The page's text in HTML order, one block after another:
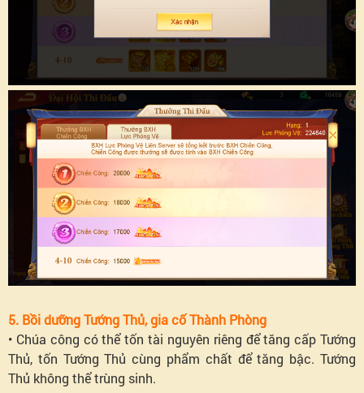
5. Bồi dưỡng Tướng Thủ, gia cố Thành Phòng
• Chúa công có thể tốn tài nguyên riêng để tăng cấp Tướng
Thủ, tốn Tướng Thủ cùng phẩm chất để tăng bậc. Tướng
Thủ không thể trùng sinh.